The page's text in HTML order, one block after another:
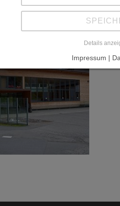
Details
Impressum |